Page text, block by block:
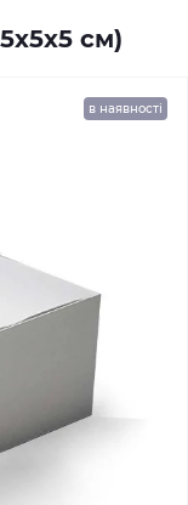
см)
в наявності